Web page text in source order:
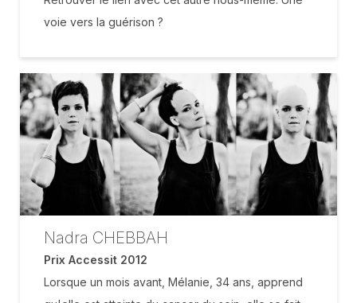
voie vers la guérison ?
Nadra CHEBBAH
Prix Accessit 2012
Lorsque un mois avant, Mélanie, 34 ans, apprend